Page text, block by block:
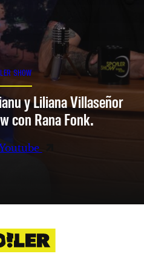
SHOW
y Liliana Villaseñor
con Rana Fonk.